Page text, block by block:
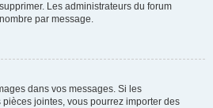
Les administrateurs du forum
par message.
dans vos messages. Si les
jointes, vous pourrez importer des